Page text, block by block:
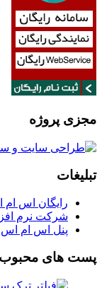
مجزی پروژه
تبلیغات
رایگان اس
شرکت نرم
پنل اس ام اس
پست های محبوب